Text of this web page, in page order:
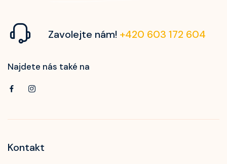
Zavolejte nám! +420 603 172 604
Najdete nás také na
Kontakt